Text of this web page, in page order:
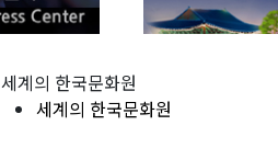
세계의 한국문화원
세계의 한국문화원